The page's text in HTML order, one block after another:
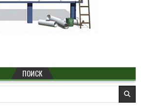
ПОИСК